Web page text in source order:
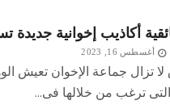
أكاذيب إخوانية
أغسطس 16, 2023
تزال جماعة الإخوان تعيش
ترغب من خلالها فى...